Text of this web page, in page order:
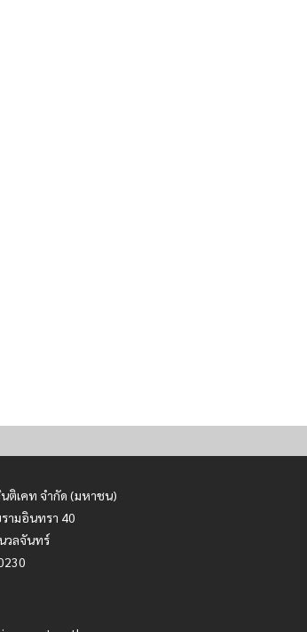
ติเคท จำกัด (มหาชน)
ามอินทรา 40
วลจันทร์